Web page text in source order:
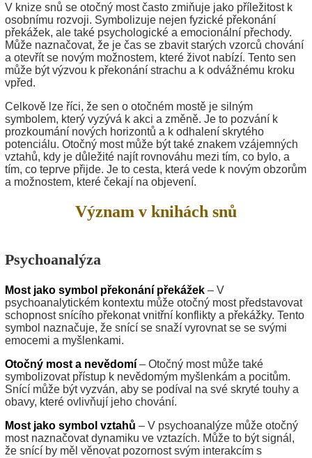
V knize snů se otočný most často zmiňuje jako příležitost k
osobnímu rozvoji. Symbolizuje nejen fyzické překonání
překážek, ale také psychologické a emocionální přechody.
Může naznačovat, že je čas se zbavit starých vzorců chování
a otevřít se novým možnostem, které život nabízí. Tento sen
může být výzvou k překonání strachu a k odvážnému kroku
vpřed.
Celkově lze říci, že sen o otočném mostě je silným
symbolem, který vyzývá k akci a změně. Je to pozvání k
prozkoumání nových horizontů a k odhalení skrytého
potenciálu. Otočný most může být také znakem vzájemných
vztahů, kdy je důležité najít rovnováhu mezi tím, co bylo, a
tím, co teprve přijde. Je to cesta, která vede k novým obzorům
a možnostem, které čekají na objevení.
Význam v knihách snů
Psychoanalýza
Most jako symbol překonání překážek – V
psychoanalytickém kontextu může otočný most představovat
schopnost snícího překonat vnitřní konflikty a překážky. Tento
symbol naznačuje, že snící se snaží vyrovnat se se svými
emocemi a myšlenkami.
Otočný most a nevědomí – Otočný most může také
symbolizovat přístup k nevědomým myšlenkám a pocitům.
Snící může být vyzván, aby se podíval na své skryté touhy a
obavy, které ovlivňují jeho chování.
Most jako symbol vztahů – V psychoanalýze může otočný
most naznačovat dynamiku ve vztazích. Může to být signál,
že snící by měl věnovat pozornost svým interakcím s